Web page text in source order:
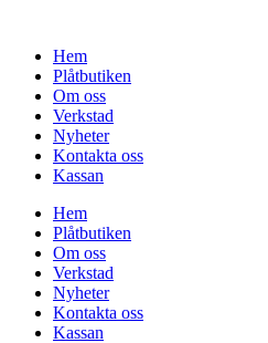
innehållHem
Plåtbutiken
Om oss
Verkstad
Nyheter
Kontakta oss
Kassan
Hem
Plåtbutiken
Om oss
Verkstad
Nyheter
Kontakta oss
Kassan